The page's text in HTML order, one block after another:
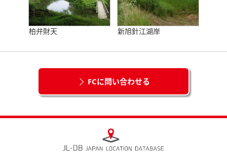
柏弁財天 新旭針江湖岸
FCに問い合わせる